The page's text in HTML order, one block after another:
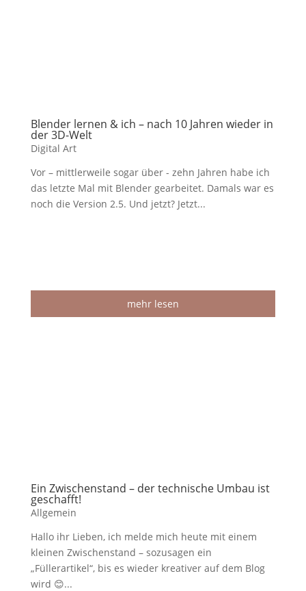
Blender lernen & ich – nach 10 Jahren wieder in
der 3D-Welt
Digital Art
Vor – mittlerweile sogar über - zehn Jahren habe ich
das letzte Mal mit Blender gearbeitet. Damals war es
noch die Version 2.5. Und jetzt? Jetzt...
mehr lesen
Ein Zwischenstand – der technische Umbau ist
geschafft!
Allgemein
Hallo ihr Lieben, ich melde mich heute mit einem
kleinen Zwischenstand – sozusagen ein
„Füllerartikel“, bis es wieder kreativer auf dem Blog
wird 😊...